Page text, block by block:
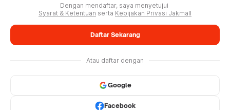
Dengan mendaftar, saya menyetujui
Syarat & Ketentuan serta Kebijakan Privasi Jakmall
Daftar Sekarang
Atau daftar dengan
Google
Facebook